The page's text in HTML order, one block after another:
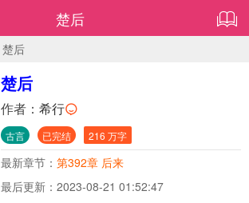
楚后
楚后
楚后
作者： 希行
古言 已完结 216 万字
最新章节： 第392章 后来
最后更新：2023-08-21 01:52:47